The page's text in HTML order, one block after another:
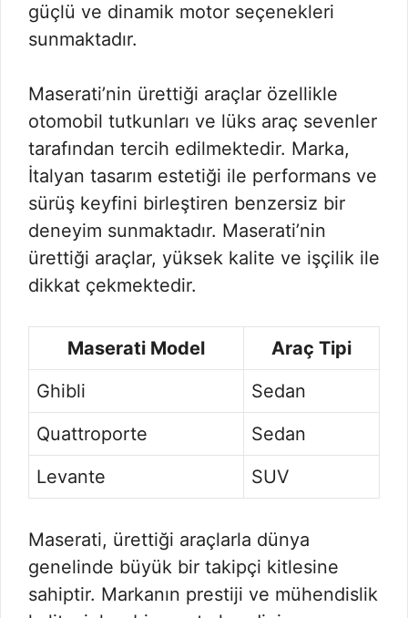
güçlü ve dinamik motor seçenekleri
sunmaktadır.
Maserati’nin ürettiği araçlar özellikle
otomobil tutkunları ve lüks araç sevenler
tarafından tercih edilmektedir. Marka,
İtalyan tasarım estetiği ile performans ve
sürüş keyfini birleştiren benzersiz bir
deneyim sunmaktadır. Maserati’nin
ürettiği araçlar, yüksek kalite ve işçilik ile
dikkat çekmektedir.
Maserati Model
Araç Tipi
Ghibli
Sedan
Quattroporte
Sedan
Levante
SUV
Maserati, ürettiği araçlarla dünya
genelinde büyük bir takipçi kitlesine
sahiptir. Markanın prestiji ve mühendislik